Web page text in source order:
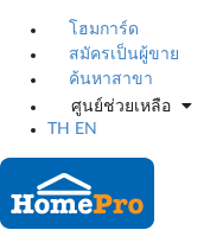
โฮมการ์ด
สมัครเป็นผู้ขาย
ค้นหาสาขา
ศูนย์ช่วยเหลือ
TH
EN